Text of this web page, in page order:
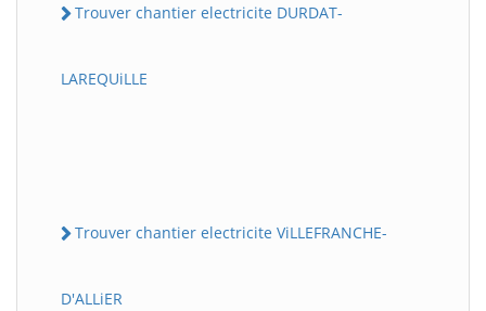
Trouver chantier electricite DURDAT-
LAREQUiLLE
Trouver chantier electricite ViLLEFRANCHE-
D'ALLiER